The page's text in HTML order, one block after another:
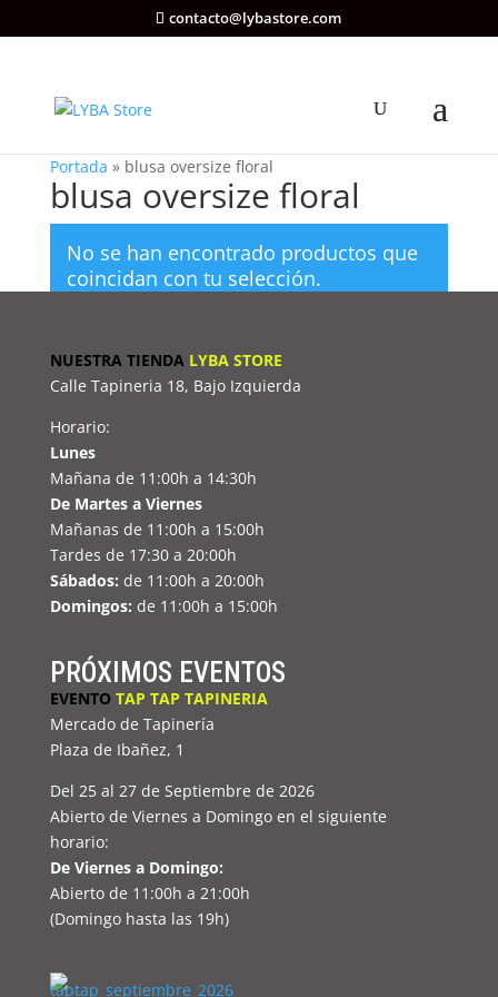
contacto@lybastore.com
Portada » blusa oversize floral
blusa oversize floral
No se han encontrado productos que
coincidan con tu selección.
NUESTRA TIENDALYBA STORE
Calle Tapineria 18, Bajo Izquierda
Horario:
Lunes
Mañana de 11:00h a 14:30h
De Martes a Viernes
Mañanas de 11:00h a 15:00h
Tardes de 17:30 a 20:00h
Sábados: de 11:00h a 20:00h
Domingos: de 11:00h a 15:00h
PRÓXIMOS EVENTOS
EVENTOTAP TAP TAPINERIA
Mercado de Tapinería
Plaza de Ibañez, 1
Del 25 al 27 de Septiembre de 2026
Abierto de Viernes a Domingo en el siguiente
horario:
De Viernes a Domingo:
Abierto de 11:00h a 21:00h
(Domingo hasta las 19h)